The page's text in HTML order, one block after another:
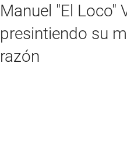
Manuel "El Loco"
presintiendo su
razón